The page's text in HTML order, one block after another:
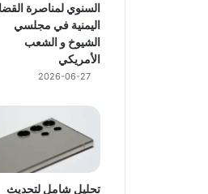
السنوي لمناصرة
اليمنية في مجلسي
الشيوخ و الشعب
الأمريكي
2026-06-27
تحليل شامل لتحديث